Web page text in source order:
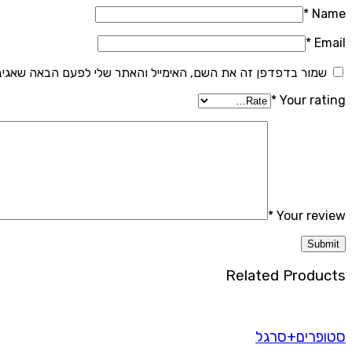
Name
*
Email
*
שמור בדפדפן זה את השם, האימייל והאתר שלי לפעם הבאה
Your rating
*
Your review
*
Related Products
סטופרים+סרגל